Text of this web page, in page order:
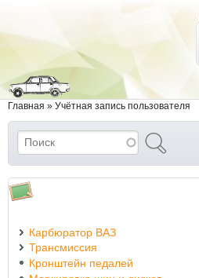
Вы здесь
Главная » Учётная запись пользователя
Форма поиска
Поиск
Карбюратор ВАЗ
Трансмиссия
Кронштейн педалей